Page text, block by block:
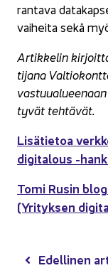
ran­ta­va
vai­hei­ta sekä
Ar­tik­ke­lin
ti­ja­na
ty­vät teh­tä­vät.
Li­sä­tie­toa
di­gi­ta­lous -​
Tomi Rusin
(Yri­tyk­sen
Edel­li­nen